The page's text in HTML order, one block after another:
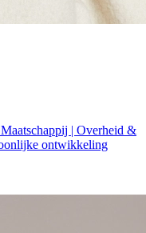
| Overheid &
ontwikkeling